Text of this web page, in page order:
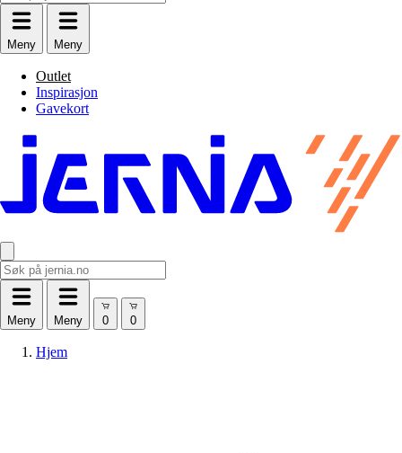
Meny Meny
Outlet
Inspirasjon
Gavekort
Meny Meny
Hjem